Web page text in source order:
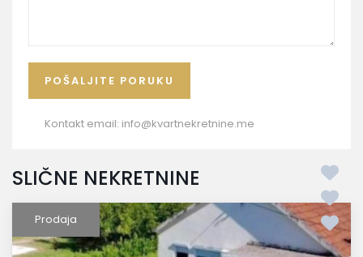
Kontakt email: info@kvartnekretnine.me
SLIČNE NEKRETNINE
Prodaja